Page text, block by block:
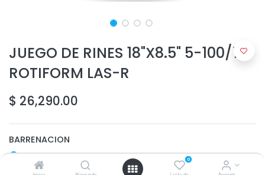
0
JUEGO DE RINES 18"X8.5" 5-100/112
ROTIFORM LAS-R
$ 26,290.00
BARRENACION
5-100
5-112